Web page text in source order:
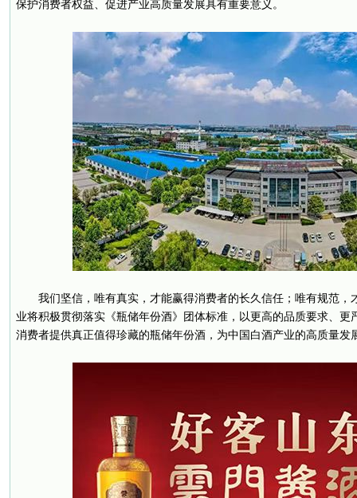
保护消费者权益、促进产业高质量发展具有重要意义。
我们坚信，唯有真实，才能赢得消费者的长久信任；唯有规范，
业将积极贯彻落实《瓶储年份酒》团体标准，以更高的品质要求、更
消费者提供真正值得珍藏的瓶储年份酒，为中国白酒产业的高质量